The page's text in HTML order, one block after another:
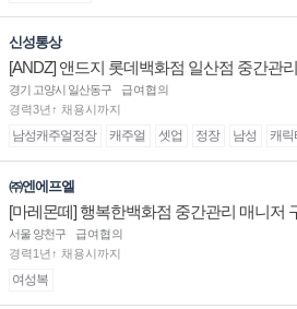
신성통상
[ANDZ] 앤드지 롯데백화점 일산점 중간관
경기 고양시 일산동구
급여협의
경력3년↑ 채용시까지
남성캐주얼정장 캐주얼 셋업 정장 남성 캐릭
㈜엔에프엘
[마레몬떼] 행복한백화점 중간관리 매니저
서울 양천구
급여협의
경력1년↑ 채용시까지
여성복